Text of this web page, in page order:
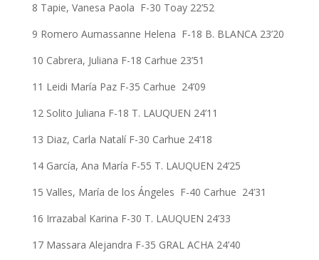
8 Tapie, Vanesa Paola F-30 Toay 22’52
9 Romero Aumassanne Helena F-18 B. BLANCA 23’20
10 Cabrera, Juliana F-18 Carhue 23’51
11 Leidi María Paz F-35 Carhue 24’09
12 Solito Juliana F-18 T. LAUQUEN 24’11
13 Diaz, Carla Natalí F-30 Carhue 24’18
14 García, Ana María F-55 T. LAUQUEN 24’25
15 Valles, María de los Ángeles F-40 Carhue 24’31
16 Irrazabal Karina F-30 T. LAUQUEN 24’33
17 Massara Alejandra F-35 GRAL ACHA 24’40